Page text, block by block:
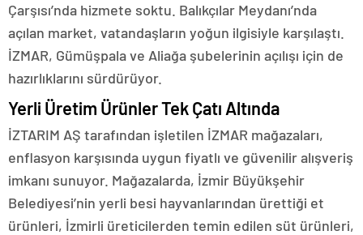
Çarşısı’nda hizmete soktu. Balıkçılar Meydanı’nda
açılan market, vatandaşların yoğun ilgisiyle karşılaştı.
İZMAR, Gümüşpala ve Aliağa şubelerinin açılışı için de
hazırlıklarını sürdürüyor.
Yerli Üretim Ürünler Tek Çatı Altında
İZTARIM AŞ tarafından işletilen İZMAR mağazaları,
enflasyon karşısında uygun fiyatlı ve güvenilir alışveriş
imkanı sunuyor. Mağazalarda, İzmir Büyükşehir
Belediyesi’nin yerli besi hayvanlarından ürettiği et
ürünleri, İzmirli üreticilerden temin edilen süt ürünleri,